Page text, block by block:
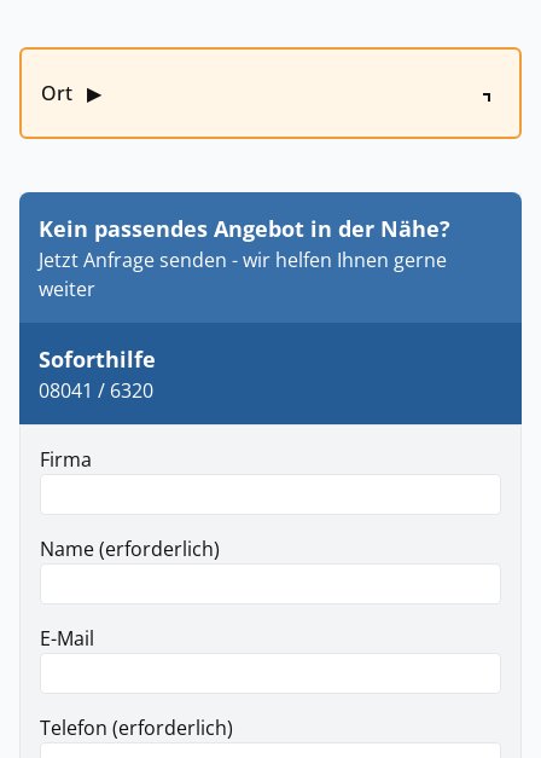
Ort ▶
Kein passendes Angebot in der Nähe?
Jetzt Anfrage senden - wir helfen Ihnen gerne
weiter
Soforthilfe
08041 / 6320
Firma
Name (erforderlich)
E-Mail
Telefon (erforderlich)